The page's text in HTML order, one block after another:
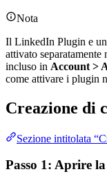
Nota
Il LinkedIn Plugin e un
attivato
incluso in Account >
come attivare i plugin
Creazione di
Sezione intitolata
Passo 1: Aprire